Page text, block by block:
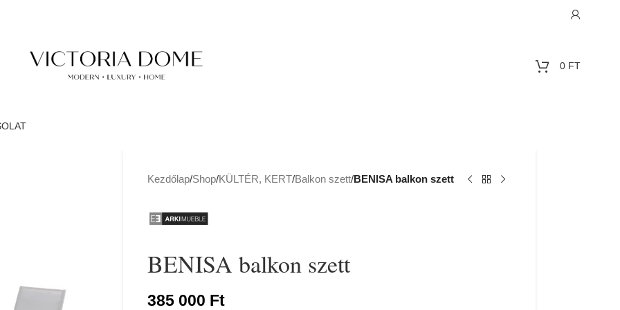
0 FT
Kezdőlap/Shop/KÜLTÉR, KERT/Balkon szett/BENISA balkon szett
BENISA balkon szett
385 000 Ft